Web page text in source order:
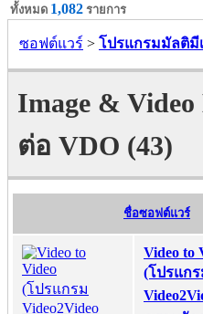
ทั้งหมด 1,082 รายการ
ซอฟต์แวร์ > โปรแกรมมัลติมี
Image &
ต่อ VDO (43)
ชื่อซอฟต์แวร์
Video to
(โปรแก